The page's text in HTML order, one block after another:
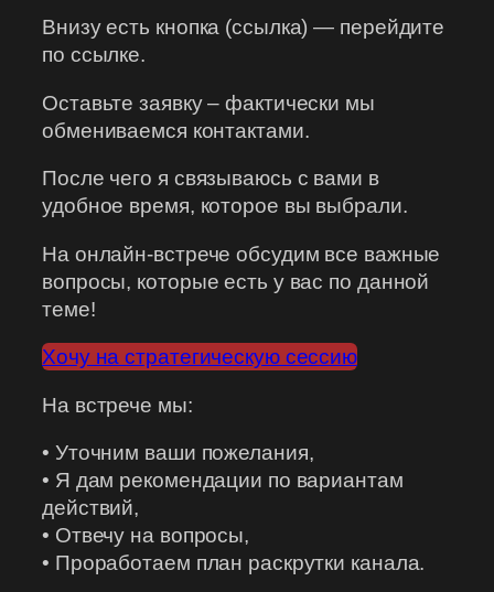
Внизу есть кнопка (ссылка) — перейдите
по ссылке.
Оставьте заявку – фактически мы
обмениваемся контактами.
После чего я связываюсь с вами в
удобное время, которое вы выбрали.
На онлайн-встрече обсудим все важные
вопросы, которые есть у вас по данной
теме!
Хочу на стратегическую сессию
На встрече мы:
• Уточним ваши пожелания,
• Я дам рекомендации по вариантам
действий,
• Отвечу на вопросы,
• Проработаем план раскрутки канала.